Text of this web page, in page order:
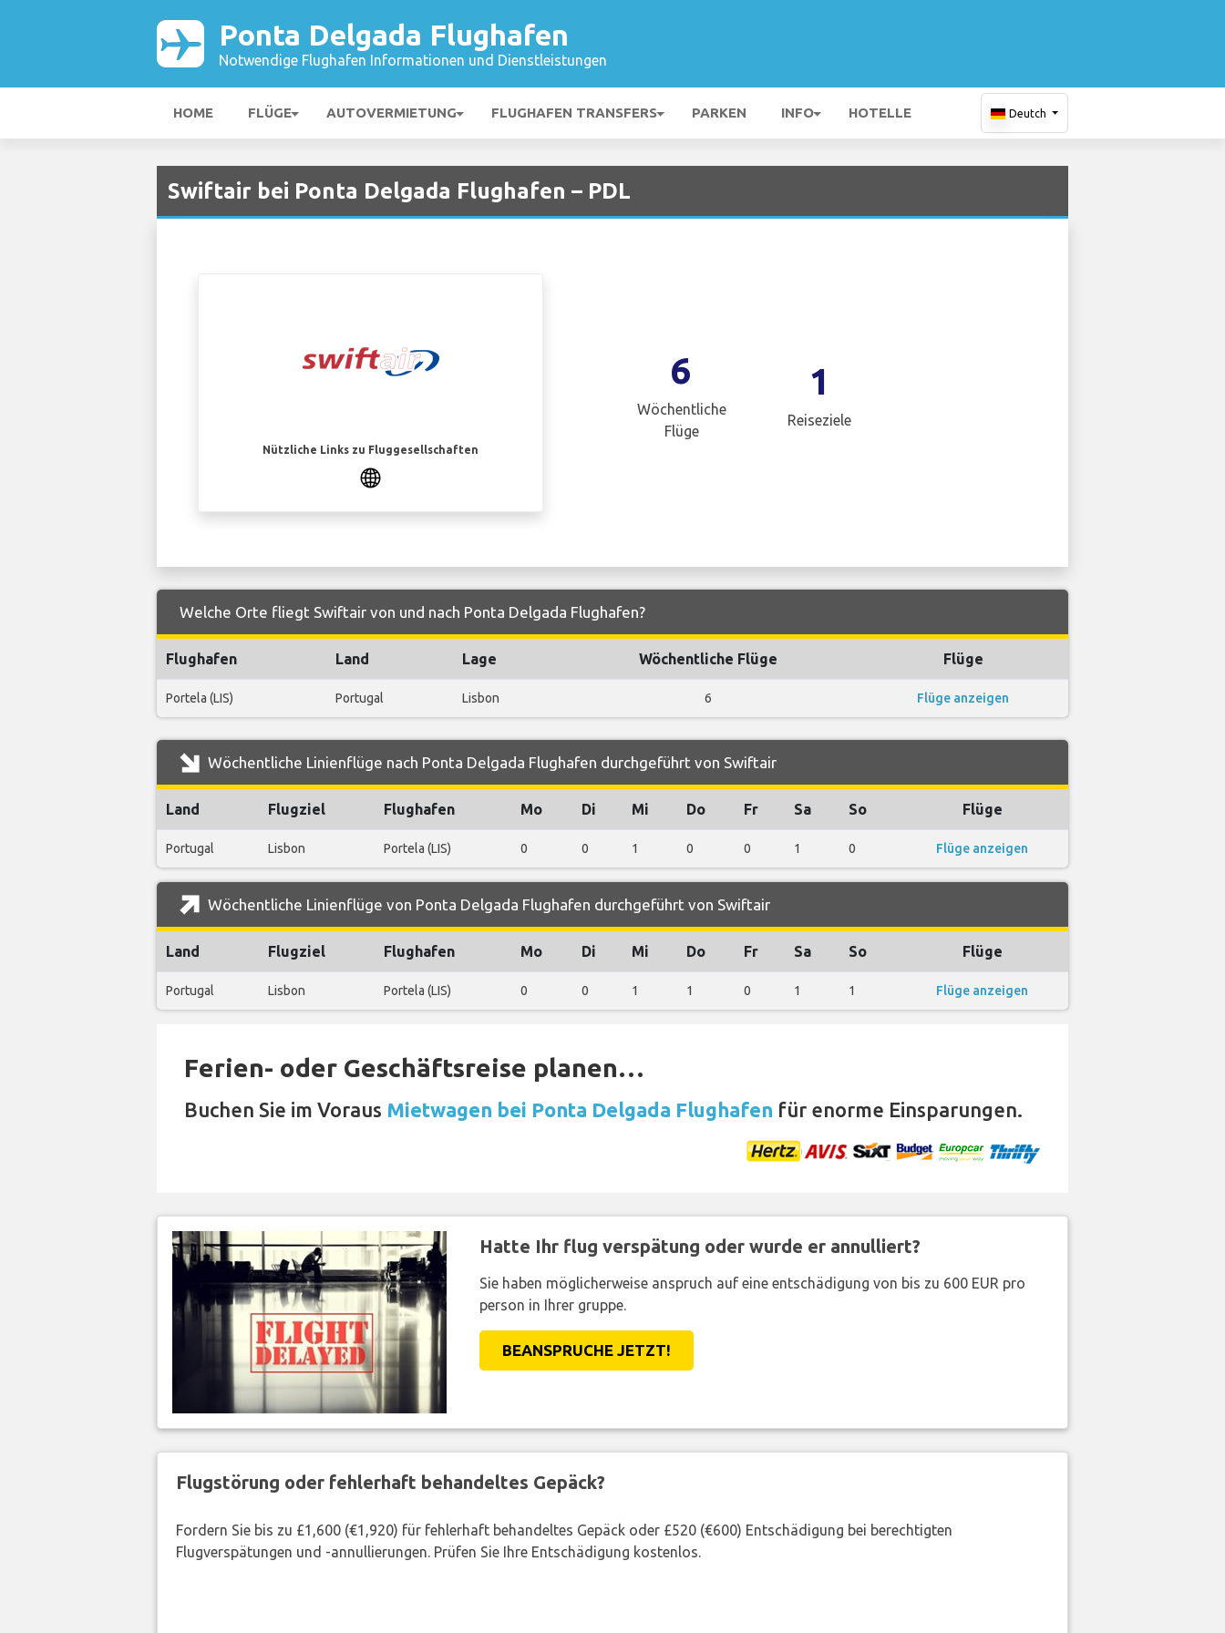
Ponta Delgada Flughafen
Notwendige Flughafen Informationen und Dienstleistungen
HOME FLÜGE AUTOVERMIETUNG FLUGHAFEN TRANSFERS PARKEN INFO HOTELLE Deutch
Swiftair bei Ponta Delgada Flughafen – PDL
Nützliche Links zu Fluggesellschaften
6
Wöchentliche
Flüge
1
Reiseziele
Welche Orte fliegt Swiftair von und nach Ponta Delgada Flughafen?
Flughafen Land Lage Wöchentliche Flüge Flüge
Portela (LIS) Portugal Lisbon 6 Flüge anzeigen
Wöchentliche Linienflüge nach Ponta Delgada Flughafen durchgeführt von Swiftair
Land Flugziel Flughafen Mo Di Mi Do Fr Sa So Flüge
Portugal Lisbon Portela (LIS) 0 0 1 0 0 1 0 Flüge anzeigen
Wöchentliche Linienflüge von Ponta Delgada Flughafen durchgeführt von Swiftair
Land Flugziel Flughafen Mo Di Mi Do Fr Sa So Flüge
Portugal Lisbon Portela (LIS) 0 0 1 1 0 1 1 Flüge anzeigen
Ferien- oder Geschäftsreise planen…
Buchen Sie im Voraus Mietwagen bei Ponta Delgada Flughafen für enorme Einsparungen.
Hatte Ihr flug verspätung oder wurde er annulliert?
Sie haben möglicherweise anspruch auf eine entschädigung von bis zu 600 EUR pro
person in Ihrer gruppe.
BEANSPRUCHE JETZT!
Flugstörung oder fehlerhaft behandeltes Gepäck?
Fordern Sie bis zu £1,600 (€1,920) für fehlerhaft behandeltes Gepäck oder £520 (€600) Entschädigung bei berechtigten
Flugverspätungen und -annullierungen. Prüfen Sie Ihre Entschädigung kostenlos.